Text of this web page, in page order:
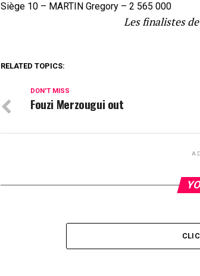
Siège 10 – MARTIN Gregory – 2 565 000
Les finalistes de
RELATED TOPICS:
DON'T MISS
Fouzi Merzougui out